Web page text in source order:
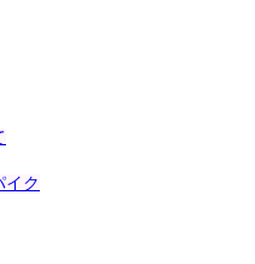
イク